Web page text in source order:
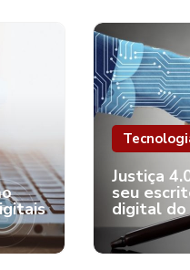
Justiça
seu
digital do